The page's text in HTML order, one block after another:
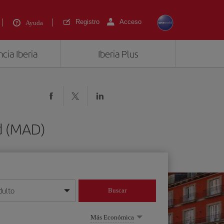
Ayuda Registro Acceso
Iberia Iberia Plus
(MAD)
mes/año
Buscar
Más Económica